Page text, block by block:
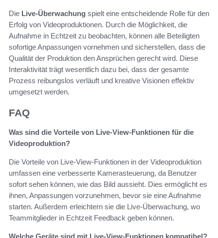
Die Live-Überwachung spielt eine entscheidende Rolle für den
Erfolg von Videoproduktionen. Durch die Möglichkeit, die
Aufnahme in Echtzeit zu beobachten, können alle Beteiligten
sofortige Anpassungen vornehmen und sicherstellen, dass die
Qualität der Produktion den Ansprüchen gerecht wird. Diese
Interaktivität trägt wesentlich dazu bei, dass der gesamte
Prozess reibungslos verläuft und kreative Visionen effektiv
umgesetzt werden.
FAQ
Was sind die Vorteile von Live-View-Funktionen für die
Videoproduktion?
Die Vorteile von Live-View-Funktionen in der Videoproduktion
umfassen eine verbesserte Kamerasteuerung, da Benutzer
sofort sehen können, wie das Bild aussieht. Dies ermöglicht es
ihnen, Anpassungen vorzunehmen, bevor sie eine Aufnahme
starten. Außerdem erleichtern sie die Live-Überwachung, wo
Teammitglieder in Echtzeit Feedback geben können.